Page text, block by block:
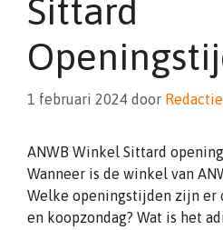
Sittard
1 februari 2024 door Redactie
ANWB Winkel Sittard
Wanneer is de winkel van
Welke openingstijden zijn er
en koopzondag? Wat is het